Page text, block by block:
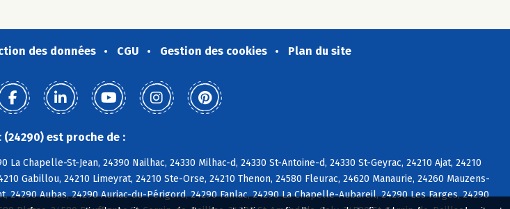
des données CGU Gestion des cookies Plan du site
est proche de :
La Chapelle-St-Jean, 24390 Nailhac, 24330 Milhac-d, 24330 St-Antoine-d, 24330 St-Geyrac, 24210 Ajat, 24210
Gabillou, 24210 Limeyrat, 24210 Ste-Orse, 24210 Thenon, 24580 Fleurac, 24620 Manaurie, 24260 Mauzens-
24290 Aubas, 24290 Auriac-du-Périgord, 24290 Fanlac, 24290 La Chapelle-Aubareil, 24290 Les Farges, 24290